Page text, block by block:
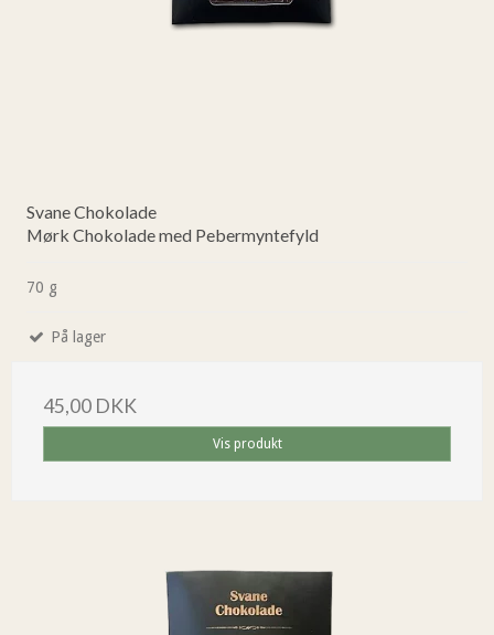
Svane Chokolade
Mørk Chokolade med Pebermyntefyld
70 g
På lager
45,00 DKK
Vis produkt